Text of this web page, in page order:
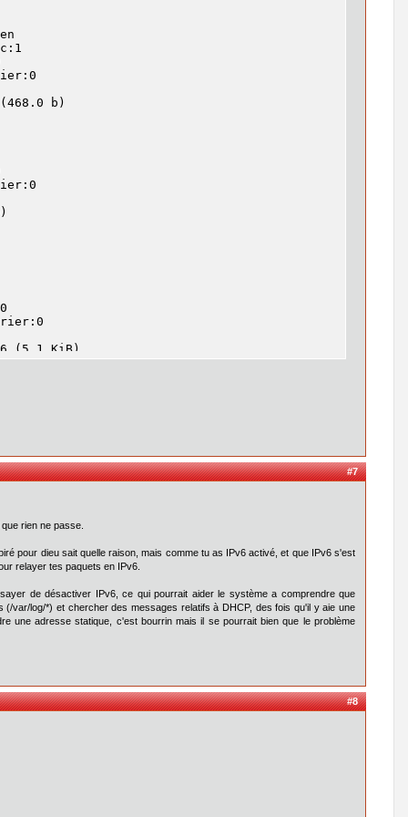
b)
(5.1 KiB)
#7
rien ne passe.
pour dieu sait quelle raison, mais comme tu as IPv6 activé, et que IPv6 s'est
relayer tes paquets en IPv6.
de désactiver IPv6, ce qui pourrait aider le système a comprendre que
var/log/*) et chercher des messages relatifs à DHCP, des fois qu'il y aie une
une adresse statique, c'est bourrin mais il se pourrait bien que le problème
#8